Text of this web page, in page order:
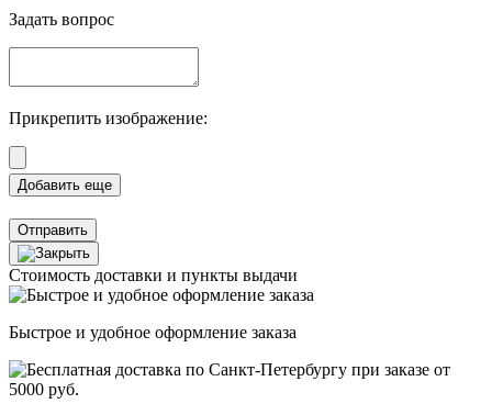
Задать вопрос
Прикрепить изображение:
Отправить
Стоимость доставки и пункты выдачи
Быстрое и удобное оформление заказа